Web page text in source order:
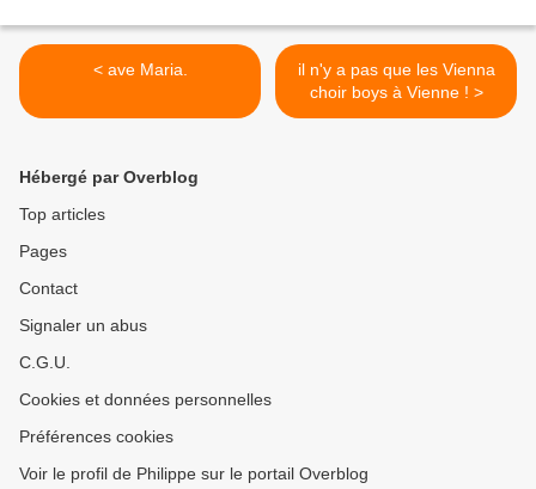
< ave Maria.
il n'y a pas que les Vienna
choir boys à Vienne ! >
Hébergé par Overblog
Top articles
Pages
Contact
Signaler un abus
C.G.U.
Cookies et données personnelles
Préférences cookies
Voir le profil de Philippe sur le portail Overblog